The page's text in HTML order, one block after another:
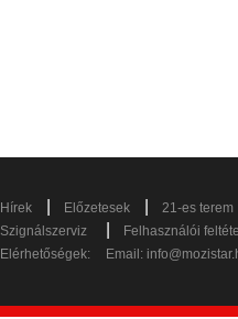
Hírek Előzetesek
21-es terem
Szignálszerviz
Felhasználói
Elérhetőségek:
Email: